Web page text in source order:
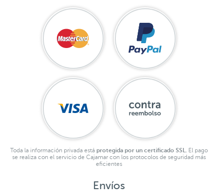
Toda la información privada está protegida por un certificado SSL.
El pago
se realiza con el servicio de Cajamar con los protocolos de seguridad más
eficientes
Envíos